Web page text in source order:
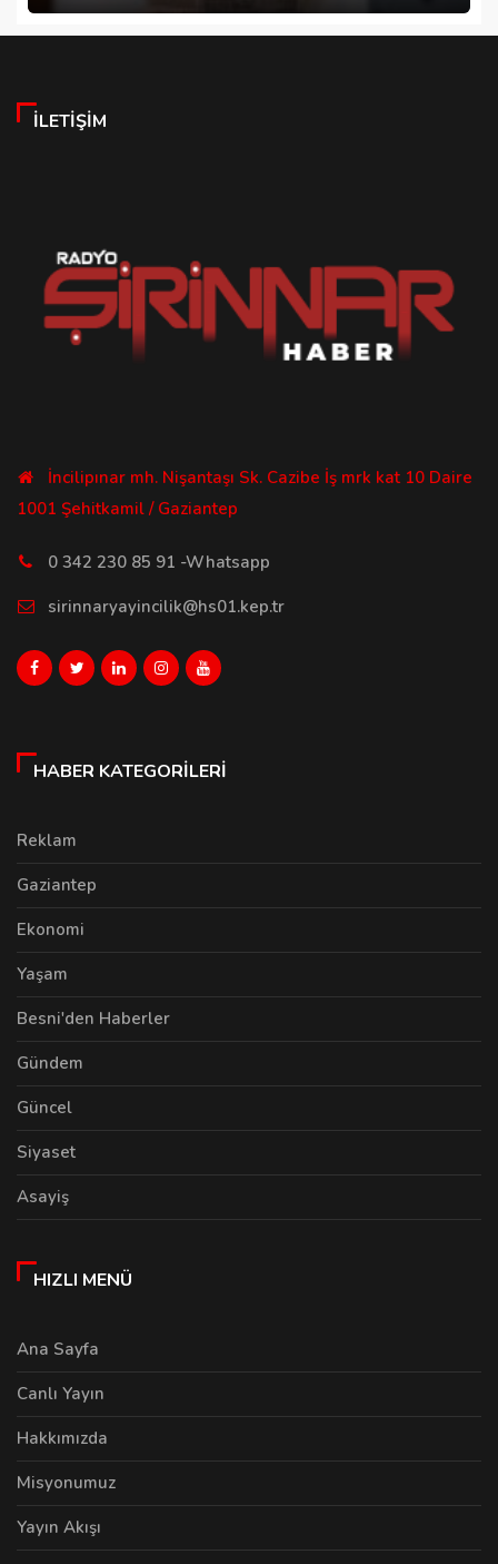
İLETIŞIM
İncilipınar mh. Nişantaşı Sk. Cazibe İş mrk kat 10 Daire
1001 Şehitkamil / Gaziantep
0 342 230 85 91 -Whatsapp
sirinnaryayincilik@hs01.kep.tr
HABER KATEGORILERI
Reklam
Gaziantep
Ekonomi
Yaşam
Besni'den Haberler
Gündem
Güncel
Siyaset
Asayiş
HIZLI MENÜ
Ana Sayfa
Canlı Yayın
Hakkımızda
Misyonumuz
Yayın Akışı